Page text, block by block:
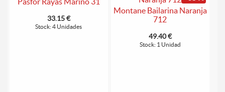
33.15 €
Stock: 4 Unidades
Montane Bailarina Naranja
712
49.40 €
Stock: 1 Unidad